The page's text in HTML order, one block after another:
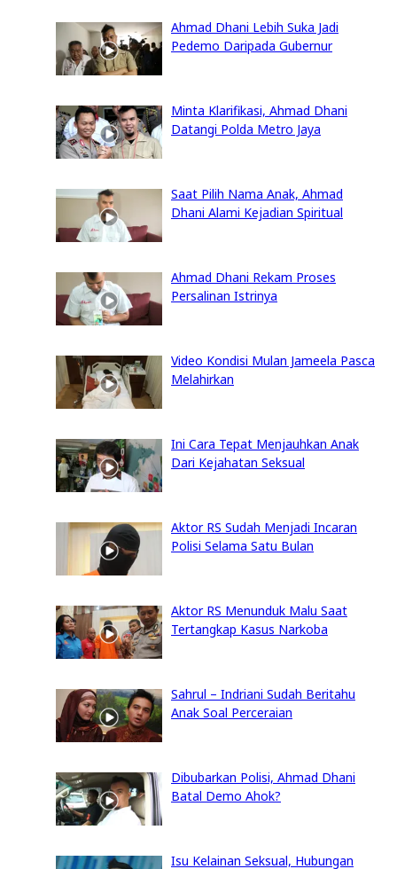
Ahmad Dhani Lebih Suka Jadi
Pedemo Daripada Gubernur
Minta Klarifikasi, Ahmad Dhani
Datangi Polda Metro Jaya
Saat Pilih Nama Anak, Ahmad
Dhani Alami Kejadian Spiritual
Ahmad Dhani Rekam Proses
Persalinan Istrinya
Video Kondisi Mulan Jameela Pasca
Melahirkan
Ini Cara Tepat Menjauhkan Anak
Dari Kejahatan Seksual
Aktor RS Sudah Menjadi Incaran
Polisi Selama Satu Bulan
Aktor RS Menunduk Malu Saat
Tertangkap Kasus Narkoba
Sahrul – Indriani Sudah Beritahu
Anak Soal Perceraian
Dibubarkan Polisi, Ahmad Dhani
Batal Demo Ahok?
Isu Kelainan Seksual, Hubungan